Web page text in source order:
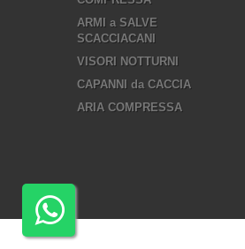
ARMI a SALVE
SCACCIACANI
VISORI NOTTURNI
CAPANNI da CACCIA
ARIA COMPRESSA